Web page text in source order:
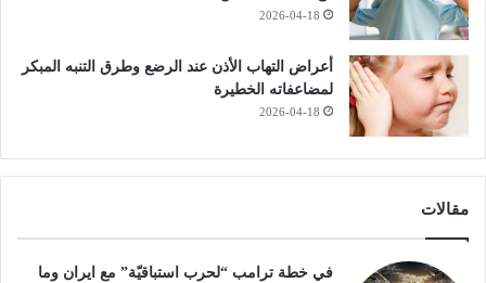
2026-04-18
أعراض التهاب الأذن عند الرضع وطرق التنبه المبكر
لمضاعفاته الخطيرة
2026-04-18
مقالات
في خطة ترامب “لحرب استباقيّة” مع ايران وما